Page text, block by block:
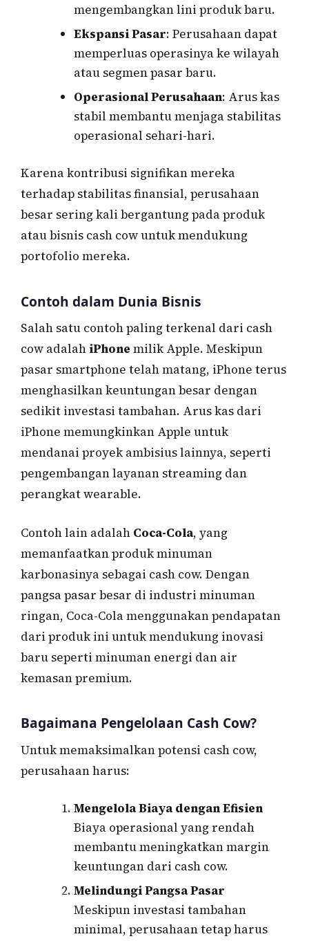
mengembangkan lini produk baru.
Ekspansi Pasar: Perusahaan dapat
memperluas operasinya ke wilayah
atau segmen pasar baru.
Operasional Perusahaan: Arus kas
stabil membantu menjaga stabilitas
operasional sehari-hari.
Karena kontribusi signifikan mereka
terhadap stabilitas finansial, perusahaan
besar sering kali bergantung pada produk
atau bisnis cash cow untuk mendukung
portofolio mereka.
Contoh dalam Dunia Bisnis
Salah satu contoh paling terkenal dari cash
cow adalahiPhone milik Apple. Meskipun
pasar smartphone telah matang, iPhone terus
menghasilkan keuntungan besar dengan
sedikit investasi tambahan. Arus kas dari
iPhone memungkinkan Apple untuk
mendanai proyek ambisius lainnya, seperti
pengembangan layanan streaming dan
perangkat wearable.
Contoh lain adalah Coca-Cola, yang
memanfaatkan produk minuman
karbonasinya sebagai cash cow. Dengan
pangsa pasar besar di industri minuman
ringan, Coca-Cola menggunakan pendapatan
dari produk ini untuk mendukung inovasi
baru seperti minuman energi dan air
kemasan premium.
Bagaimana Pengelolaan Cash Cow?
Untuk memaksimalkan potensi cash cow,
perusahaan harus:
Mengelola Biaya dengan Efisien
Biaya operasional yang rendah
membantu meningkatkan margin
keuntungan dari cash cow.
Melindungi Pangsa Pasar
Meskipun investasi tambahan
minimal, perusahaan tetap harus